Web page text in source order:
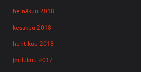
heinäkuu 2018
kesäkuu 2018
huhtikuu 2018
joulukuu 2017